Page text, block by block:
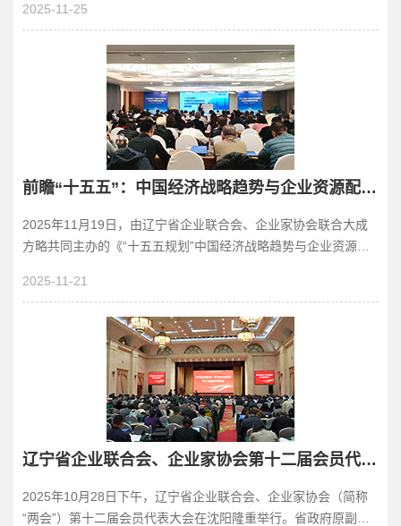
2025-11-25
前瞻“十五五”：中国经济战略趋势与企业资源配置新机遇报告会在沈阳举办
2025年11月19日，由辽宁省企业联合会、企业家协会联合大成
方略共同主办的《“十五五规划”中国经济战略趋势与企业资源配
2025-11-21
辽宁省企业联合会、企业家协会第十二届会员代表大会暨换届大会胜利召开
2025年10月28日下午，辽宁省企业联合会、企业家协会（简称
“两会”）第十二届会员代表大会在沈阳隆重举行。省政府原副秘